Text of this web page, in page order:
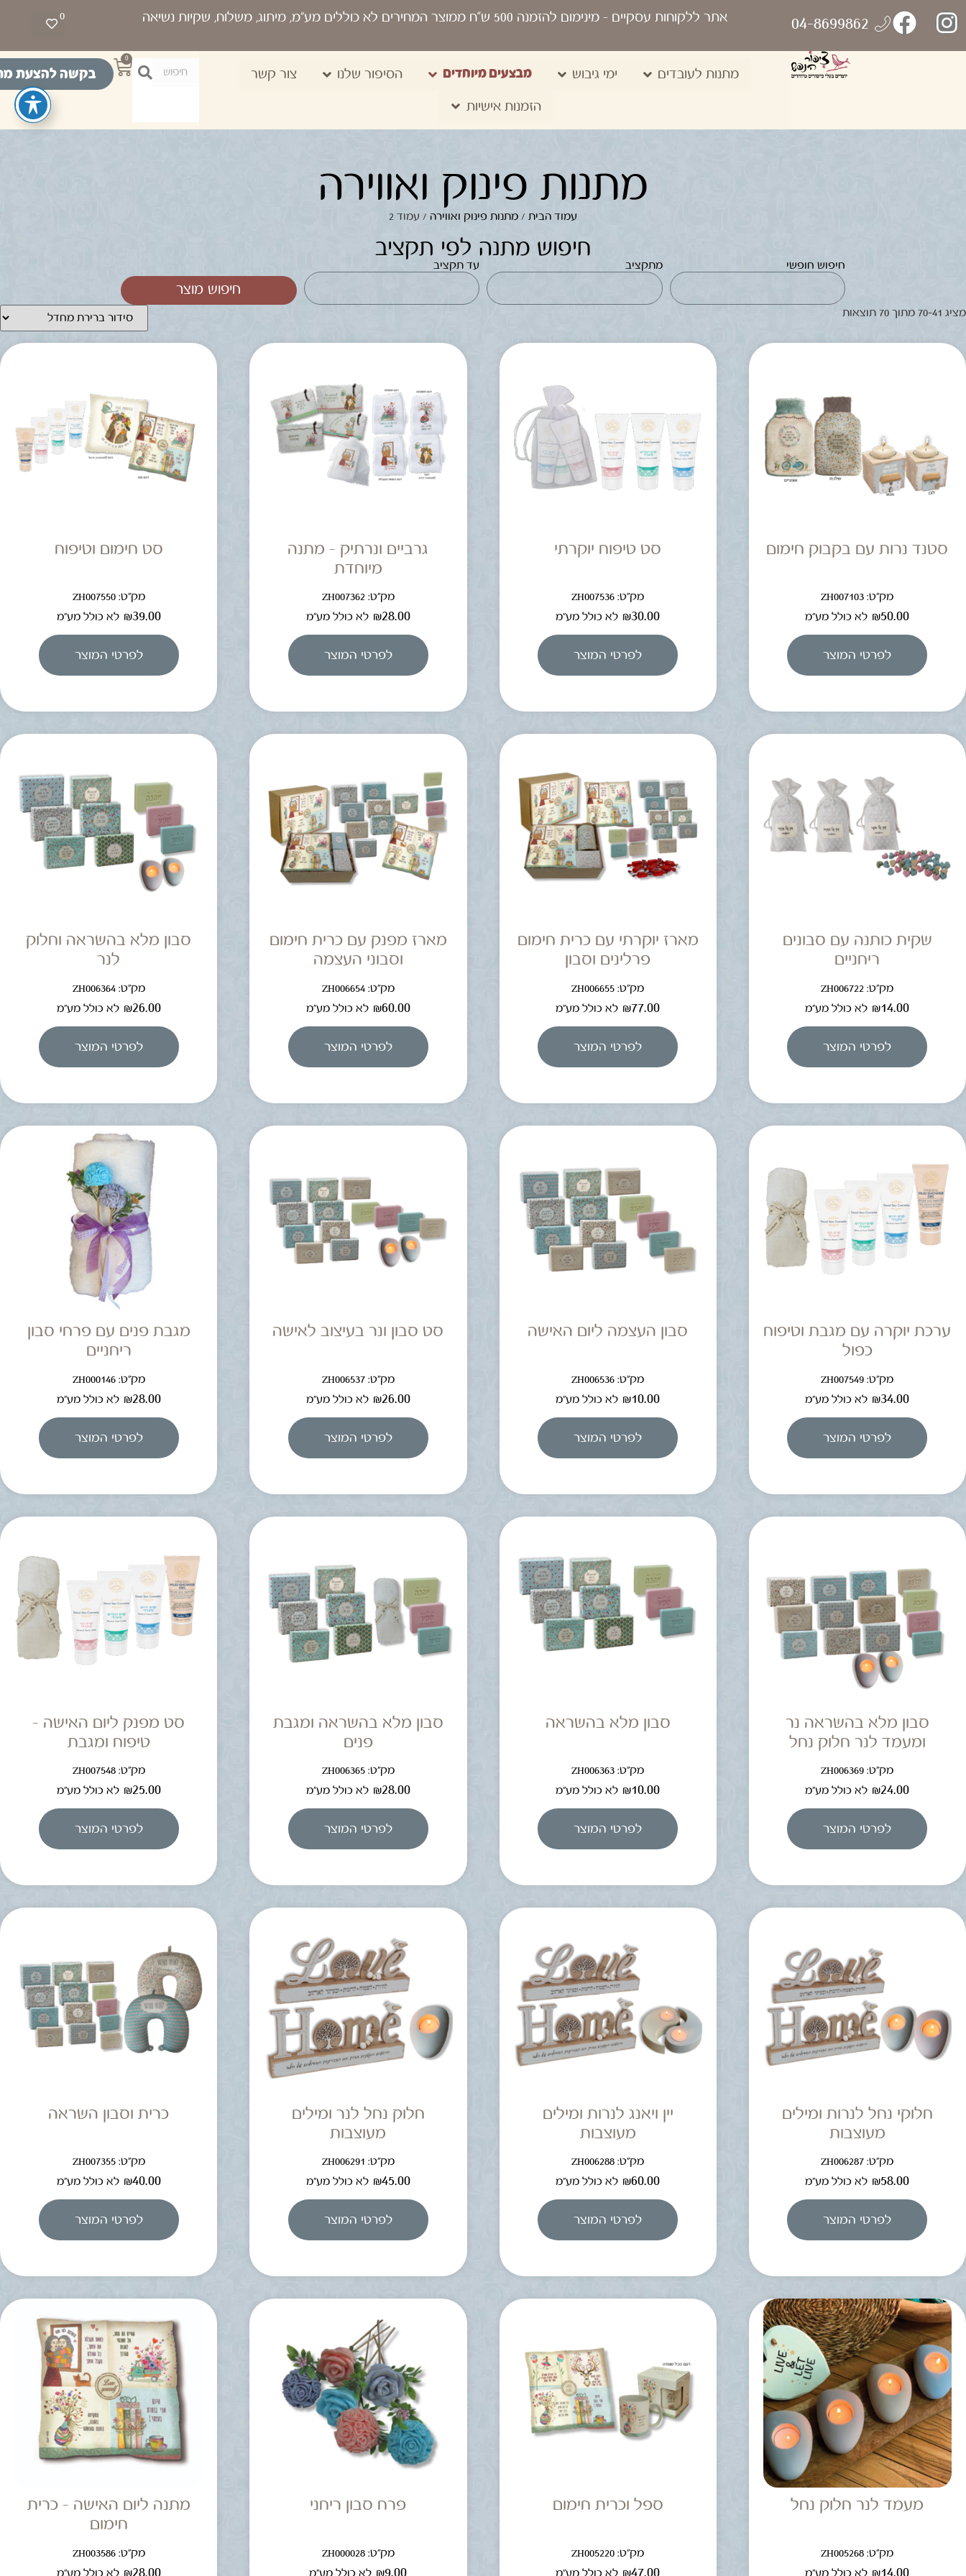
0 אתר ללקוחות עסקיים- מינימום להזמנה 500 ש“ח ממוצר המחירים לא כוללים מע"מ, מיתוג, משלוח, שקיות נשיאה 04-8699862
מתנות לעובדים ימי גיבוש מבצעים מיוחדים הסיפור שלנו צור קשר
הזמנות אישיות
0
בקשה להצעת
מתנות פינוק ואווירה
עמוד הבית / מתנות פינוק ואווירה / עמוד 2
חיפוש מתנה לפי תקציב
חיפוש חופשי מתקציב עד תקציב
חיפוש מוצר
מציג 41–70 מתוך 70 תוצאות
סטנד נרות עם בקבוק חימום
מק"ט: ZH007103
₪50.00 לא כולל מע"מ
לפרטי המוצר
סט טיפוח יוקרתי
מק"ט: ZH007536
₪30.00 לא כולל מע"מ
לפרטי המוצר
גרביים ונרתיק – מתנה
מיוחדת
מק"ט: ZH007362
₪28.00 לא כולל מע"מ
לפרטי המוצר
סט חימום וטיפוח
מק"ט: ZH007550
₪39.00 לא כולל מע"מ
לפרטי המוצר
שקית כותנה עם סבונים
ריחניים
מק"ט: ZH006722
₪14.00 לא כולל מע"מ
לפרטי המוצר
מארז יוקרתי עם כרית חימום
פרלינים וסבון
מק"ט: ZH006655
₪77.00 לא כולל מע"מ
לפרטי המוצר
מארז מפנק עם כרית חימום
וסבוני העצמה
מק"ט: ZH006654
₪60.00 לא כולל מע"מ
לפרטי המוצר
סבון מלא בהשראה וחלוק
לנר
מק"ט: ZH006364
₪26.00 לא כולל מע"מ
לפרטי המוצר
ערכת יוקרה עם מגבת וטיפוח
כפול
מק"ט: ZH007549
₪34.00 לא כולל מע"מ
לפרטי המוצר
סבון העצמה ליום האישה
מק"ט: ZH006536
₪10.00 לא כולל מע"מ
לפרטי המוצר
סט סבון ונר בעיצוב לאישה
מק"ט: ZH006537
₪26.00 לא כולל מע"מ
לפרטי המוצר
מגבת פנים עם פרחי סבון
ריחניים
מק"ט: ZH000146
₪28.00 לא כולל מע"מ
לפרטי המוצר
סבון מלא בהשראה נר
ומעמד לנר חלוק נחל
מק"ט: ZH006369
₪24.00 לא כולל מע"מ
לפרטי המוצר
סבון מלא בהשראה
מק"ט: ZH006363
₪10.00 לא כולל מע"מ
לפרטי המוצר
סבון מלא בהשראה ומגבת
פנים
מק"ט: ZH006365
₪28.00 לא כולל מע"מ
לפרטי המוצר
סט מפנק ליום האישה –
טיפוח ומגבת
מק"ט: ZH007548
₪25.00 לא כולל מע"מ
לפרטי המוצר
חלוקי נחל לנרות ומילים
מעוצבות
מק"ט: ZH006287
₪58.00 לא כולל מע"מ
לפרטי המוצר
יין ויאנג לנרות ומילים
מעוצבות
מק"ט: ZH006288
₪60.00 לא כולל מע"מ
לפרטי המוצר
חלוק נחל לנר ומילים
מעוצבות
מק"ט: ZH006291
₪45.00 לא כולל מע"מ
לפרטי המוצר
כרית וסבון השראה
מק"ט: ZH007355
₪40.00 לא כולל מע"מ
לפרטי המוצר
מעמד לנר חלוק נחל
מק"ט: ZH005268
₪14.00 לא כולל מע"מ
ספל וכרית חימום
מק"ט: ZH005220
₪47.00 לא כולל מע"מ
פרח סבון ריחני
מק"ט: ZH000028
₪9.00 לא כולל מע"מ
מתנה ליום האישה – כרית
חימום
מק"ט: ZH003586
₪28.00 לא כולל מע"מ